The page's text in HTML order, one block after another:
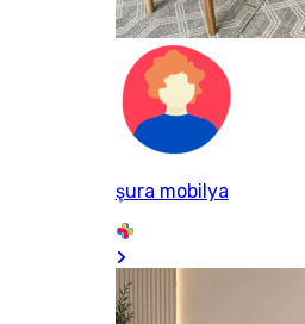
şura mobilya